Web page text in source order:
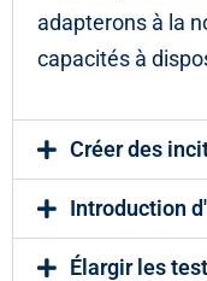
adapterons à la
capacités à
Créer des
Introduction
Élargir les